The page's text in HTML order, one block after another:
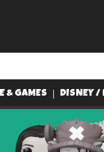
& GAMES DISNEY /